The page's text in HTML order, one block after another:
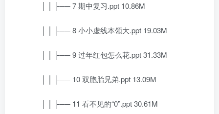
│ │ ├── 7 期中复习.ppt 10.86M
│ │ ├── 8 小小虚线本领大.ppt 19.03M
│ │ ├── 9 过年红包怎么花.ppt 31.33M
│ │ ├── 10 双胞胎兄弟.ppt 13.09M
│ │ ├── 11 看不见的“0”.ppt 30.61M